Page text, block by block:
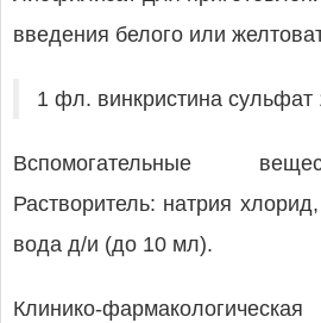
введения белого или
1 фл. винкристина сульфат
Вспомогательные
Растворитель: натрия
вода д/и (до 10 мл).
Клинико-